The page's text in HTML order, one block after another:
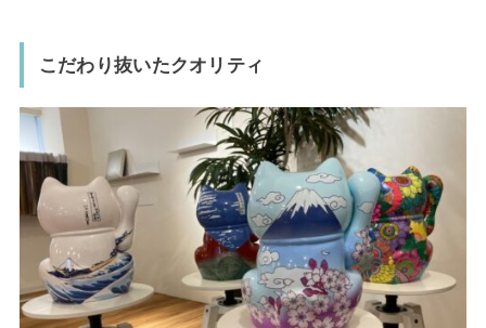
こだわり抜いたクオリティ